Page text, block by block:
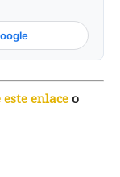
enlace o